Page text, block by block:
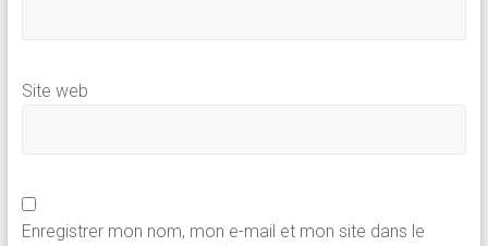
Site web
Enregistrer mon nom, mon e-mail et mon site dans le